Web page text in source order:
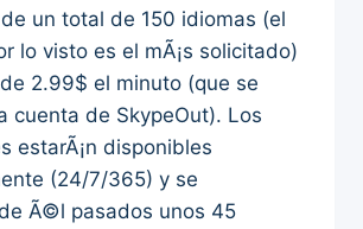
un total de 150 idiomas (el
lo visto es el mÃ¡s solicitado)
2.99$ el minuto (que se
cuenta de SkypeOut). Los
estarÃ¡n disponibles
(24/7/365) y se
Ã©l pasados unos 45